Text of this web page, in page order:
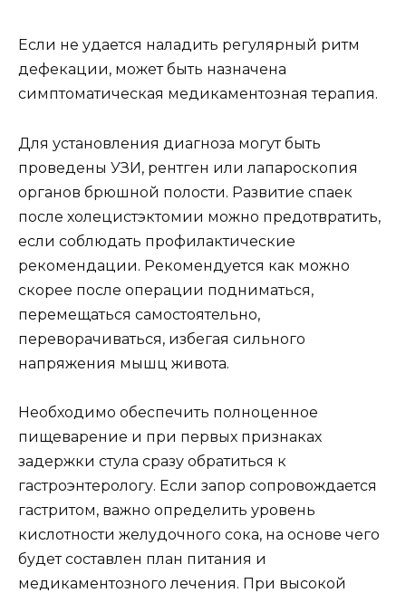
Если не удается наладить регулярный ритм
дефекации, может быть назначена
симптоматическая медикаментозная терапия.
Для установления диагноза могут быть
проведены УЗИ, рентген или лапароскопия
органов брюшной полости. Развитие спаек
после холецистэктомии можно предотвратить,
если соблюдать профилактические
рекомендации. Рекомендуется как можно
скорее после операции подниматься,
перемещаться самостоятельно,
переворачиваться, избегая сильного
напряжения мышц живота.
Необходимо обеспечить полноценное
пищеварение и при первых признаках
задержки стула сразу обратиться к
гастроэнтерологу. Если запор сопровождается
гастритом, важно определить уровень
кислотности желудочного сока, на основе чего
будет составлен план питания и
медикаментозного лечения. При высокой